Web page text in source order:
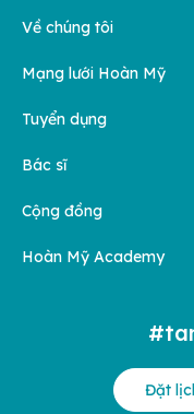
Về chúng tôi
Mạng lưới Hoàn Mỹ
Tuyển dụng
Bác sĩ
Cộng đồng
Hoàn Mỹ Academy
Đặt